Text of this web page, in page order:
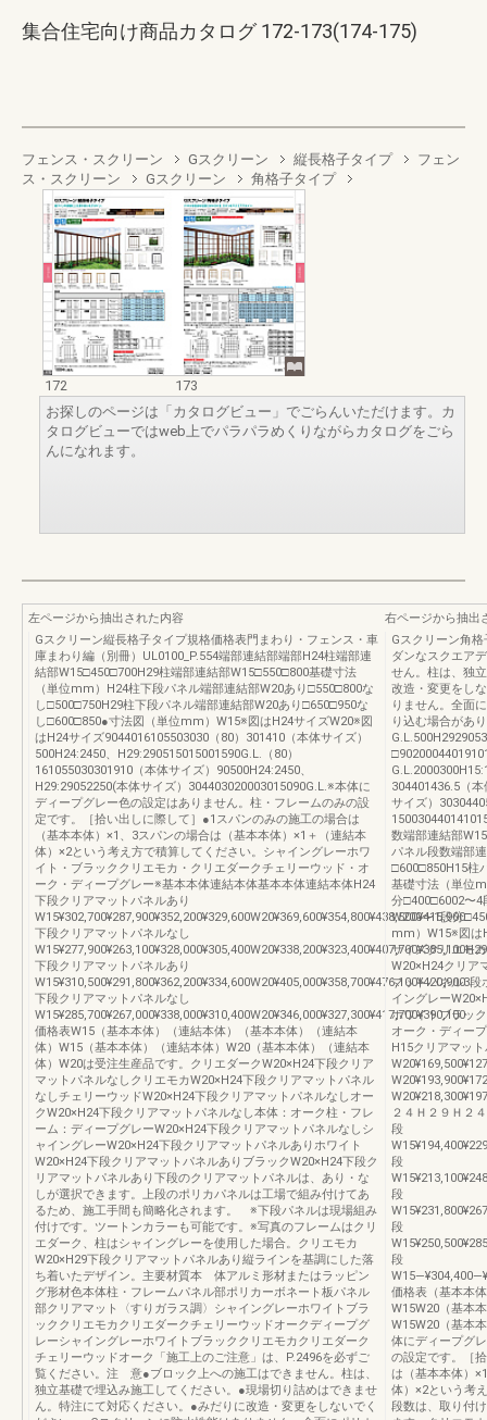
集合住宅向け商品カタログ 172-173(174-175)
フェンス・スクリーン Gスクリーン 縦長格子タイプ
フェン
ス・スクリーン
Gスクリーン 角格子タイプ
172
173
お探しのページは「カタログビュー」でごらんいただけます。カ
タログビューではweb上でパラパラめくりながらカタログをごら
んになれます。
左ページから抽出された内容
Gスクリーン縦長格子タイプ規格価格表門まわり・フェンス・車
庫まわり編（別冊）UL0100_P.554端部連結部端部H24柱端部連
結部W15□450□700H29柱端部連結部W15□550□800基礎寸法
（単位mm）H24柱下段パネル端部連結部W20あり□550□800な
し□500□750H29柱下段パネル端部連結部W20あり□650□950な
し□600□850●寸法図（単位mm）W15※図はH24サイズW20※図
はH24サイズ9044016105503030（80）301410（本体サイズ）
500H24:2450、H29:290515015001590G.L.（80）
161055030301910（本体サイズ）90500H24:2450、
H29:29052250(本体サイズ）304403020003015090G.L.※本体に
ディープグレー色の設定はありません。柱・フレームのみの設
定です。［拾い出しに際して］●1スパンのみの施工の場合は
（基本本体）×1、3スパンの場合は（基本本体）×1＋（連結本
体）×2という考え方で積算してください。シャイングレーホワ
イト・ブラッククリエモカ・クリエダークチェリーウッド・オ
ーク・ディープグレー※基本本体連結本体基本本体連結本体H24
下段クリアマットパネルあり
W15¥302,700¥287,900¥352,200¥329,600W20¥369,600¥354,800¥438,500¥415,900
下段クリアマットパネルなし
W15¥277,900¥263,100¥328,000¥305,400W20¥338,200¥323,400¥407,700¥385,100H29
下段クリアマットパネルあり
W15¥310,500¥291,800¥362,200¥334,600W20¥405,000¥358,700¥476,100¥420,900
下段クリアマットパネルなし
W15¥285,700¥267,000¥338,000¥310,400W20¥346,000¥327,300¥417,700¥390,100
価格表W15（基本本体）（連結本体）（基本本体）（連結本
体）W15（基本本体）（連結本体）W20（基本本体）（連結本
体）W20は受注生産品です。クリエダークW20×H24下段クリア
マットパネルなしクリエモカW20×H24下段クリアマットパネル
なしチェリーウッドW20×H24下段クリアマットパネルなしオー
クW20×H24下段クリアマットパネルなし本体：オーク柱・フレ
ーム：ディープグレーW20×H24下段クリアマットパネルなしシ
ャイングレーW20×H24下段クリアマットパネルありホワイト
W20×H24下段クリアマットパネルありブラックW20×H24下段ク
リアマットパネルあり下段のクリアマットパネルは、あり・な
しが選択できます。上段のポリカパネルは工場で組み付けてあ
るため、施工手間も簡略化されます。 ※下段パネルは現場組み
付けです。ツートンカラーも可能です。※写真のフレームはクリ
エダーク、柱はシャイングレーを使用した場合。クリエモカ
W20×H29下段クリアマットパネルあり縦ラインを基調にした落
ち着いたデザイン。主要材質本 体アルミ形材またはラッピン
グ形材色本体柱・フレームパネル部ポリカーボネート板パネル
部クリアマット〈すりガラス調〉シャイングレーホワイトブラ
ッククリエモカクリエダークチェリーウッドオークディープグ
レーシャイングレーホワイトブラッククリエモカクリエダーク
チェリーウッドオーク「施工上のご注意」は、P.2496を必ずご
覧ください。注 意●ブロック上への施工はできません。柱は、
独立基礎で埋込み施工してください。●現場切り詰めはできませ
ん。特注にて対応ください。●みだりに改造・変更をしないでく
右ページから抽出
Gスクリーン角
ダンなスクエア
せん。柱は、独
改造・変更をし
りません。全面
り込む場合があ
304401436.5（
サイズ）
数端部連結部
パネル段数端部
□600□850H15柱
基礎寸法（単位
分□400□6002〜4
W200〜1段分
mm）W15※図は
サイズクリエモ
W20×H24クリア
マットパネル3段
イングレー
ホワイトブラッ
オーク・ディー
H15クリアマッ
２４Ｈ２９Ｈ２
段
段
段
段
段
価格表（基本本
W15W20（基本
W15W20（基本
体にディープグ
の設定です。［
は（基本本体）
体）×2という考
段数は、取り付